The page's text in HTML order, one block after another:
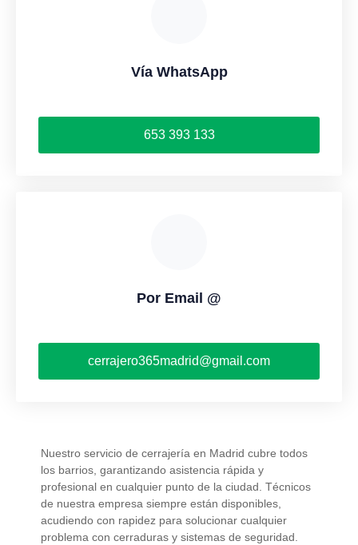
Vía WhatsApp
653 393 133
Por Email @
cerrajero365madrid@gmail.com
Nuestro servicio de cerrajería en Madrid cubre todos
los barrios, garantizando asistencia rápida y
profesional en cualquier punto de la ciudad. Técnicos
de nuestra empresa siempre están disponibles,
acudiendo con rapidez para solucionar cualquier
problema con cerraduras y sistemas de seguridad.